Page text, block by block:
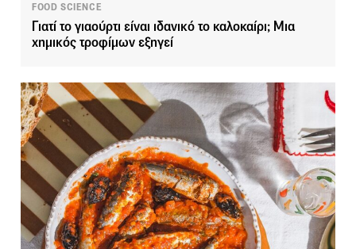
FOOD SCIENCE
Γιατί το γιαούρτι είναι ιδανικό το καλοκαίρι; Μια
χημικός τροφίμων εξηγεί